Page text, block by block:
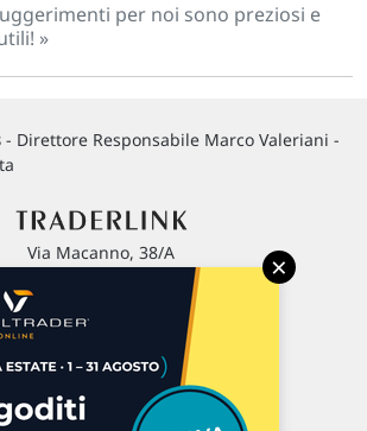
per noi sono preziosi e
»
- Direttore Responsabile Marco Valeriani -
Via Macanno, 38/A
P.IVA 02 452 460 401
Chi siamo
Commenti e segnalazioni
×